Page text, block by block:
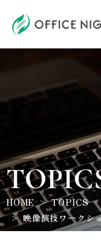
HOME
TOPICS
映像演技ワークシ